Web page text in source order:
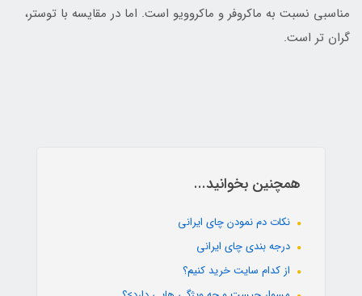
مناسبی نسبت به ماکروفر و ماکروویو است. اما در مقایسه با توستر،
گران تر است.
همچنین بخوانید...
نکات دم نمودن چای ایرانی
درجه بندی چای ایرانی
از کدام سایت خرید کنیم؟